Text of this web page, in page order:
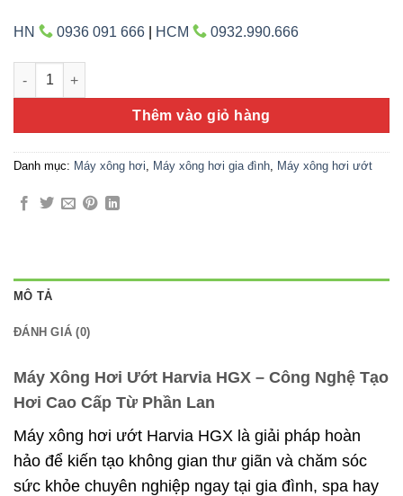
HN 0936 091 666 HCM 0932.990.666
Máy xông hơi ướt Harvia 10,8KW HGX110XW số lượng
Thêm vào giỏ hàng
Danh mục: Máy xông hơi, Máy xông hơi gia đình, Máy xông hơi ướt
MÔ TẢ
ĐÁNH GIÁ (0)
Máy Xông Hơi Ướt Harvia HGX – Công Nghệ Tạo
Hơi Cao Cấp Từ Phần Lan
Máy xông hơi ướt Harvia HGX là giải pháp hoàn
hảo để kiến tạo không gian thư giãn và chăm sóc
sức khỏe chuyên nghiệp ngay tại gia đình, spa hay